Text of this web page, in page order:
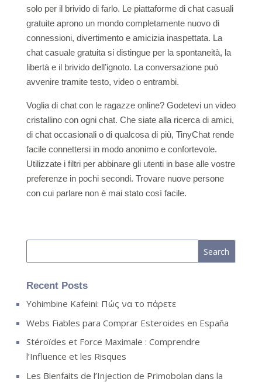
solo per il brivido di farlo. Le piattaforme di chat casuali
gratuite aprono un mondo completamente nuovo di
connessioni, divertimento e amicizia inaspettata. La
chat casuale gratuita si distingue per la spontaneità, la
libertà e il brivido dell’ignoto. La conversazione può
avvenire tramite testo, video o entrambi.
Voglia di chat con le ragazze online? Godetevi un video
cristallino con ogni chat. Che siate alla ricerca di amici,
di chat occasionali o di qualcosa di più, TinyChat rende
facile connettersi in modo anonimo e confortevole.
Utilizzate i filtri per abbinare gli utenti in base alle vostre
preferenze in pochi secondi. Trovare nuove persone
con cui parlare non è mai stato così facile.
Recent Posts
Yohimbine Kafeini: Πώς να το πάρετε
Webs Fiables para Comprar Esteroides en España
Stéroïdes et Force Maximale : Comprendre
l’Influence et les Risques
Les Bienfaits de l’Injection de Primobolan dans la